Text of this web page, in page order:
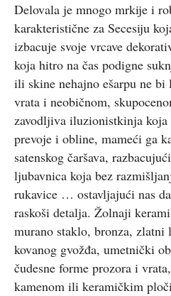
Delovala je mnogo mrkije i
karakteristične za Secesiju
izbacuje svoje vrcave
koja hitro na čas podigne
ili skine nehajno ešarpu ne
vrata i neobičnom,
zavodljiva iluzionistkinja koja
prevoje i obline, mameći ga
satenskog čaršava,
ljubavnica koja bez
rukavice … ostavljajući nas
raskoši detalja. Žolnaji
murano staklo, bronza,
kovanog gvožđa, umetnički
čudesne forme prozora i
kamenom ili keramičkim